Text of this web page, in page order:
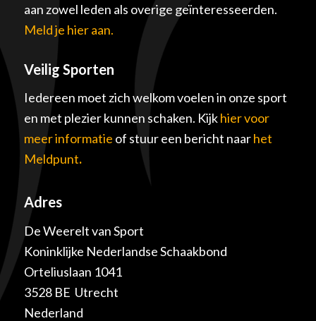
aan zowel leden als overige geïnteresseerden.
Meld je hier aan.
Veilig Sporten
Iedereen moet zich welkom voelen in onze sport
en met plezier kunnen schaken. Kijkhier voor
meer informatie of stuur een bericht naarhet
Meldpunt.
Adres
De Weerelt van Sport
Koninklijke Nederlandse Schaakbond
Orteliuslaan 1041
3528 BE Utrecht
Nederland